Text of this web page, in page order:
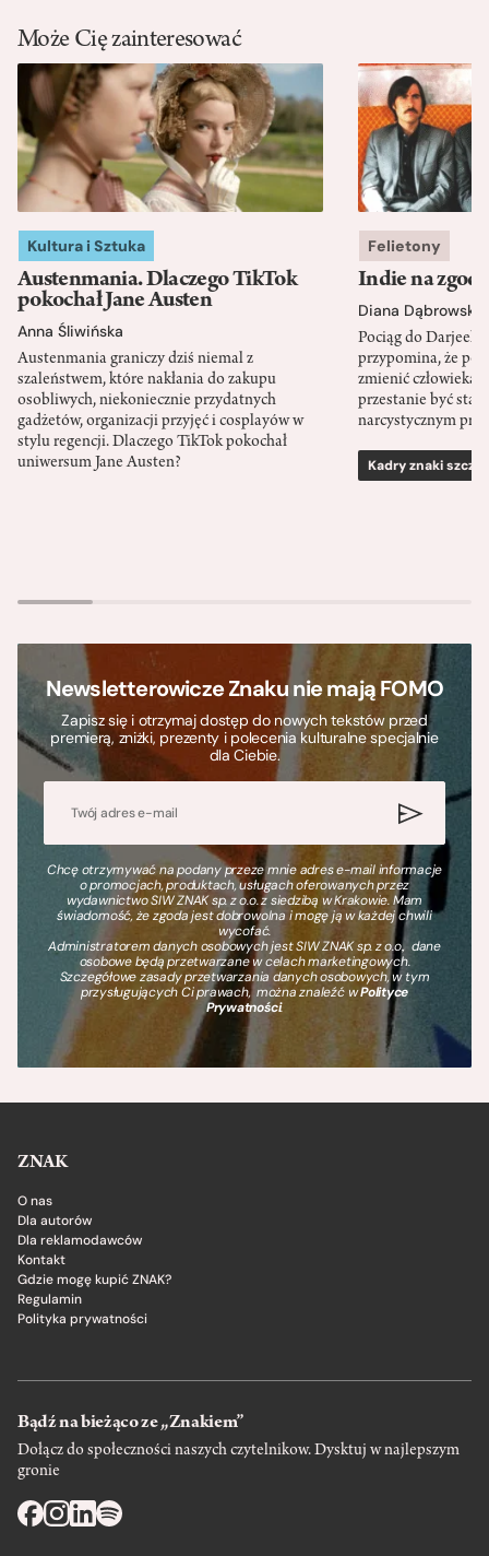
Może Cię zainteresować
Kultura i Sztuka
Austenmania. Dlaczego TikTok
pokochał Jane Austen
Anna Śliwińska
Austenmania graniczy dziś niemal z
szaleństwem, które nakłania do zakupu
osobliwych, niekoniecznie przydatnych
gadżetów, organizacji przyjęć i cosplayów w
stylu regencji. Dlaczego TikTok pokochał
uniwersum Jane Austen?
Felietony
Indie na
Diana Dąbrowska
Pociąg do
przypomina, że
zmienić człowieka
przestanie być
narcystycznym
Kadry znaki
Newsletterowicze Znaku nie mają FOMO
Zapisz się i otrzymaj dostęp do nowych tekstów przed
premierą, zniżki, prezenty i polecenia kulturalne specjalnie
dla Ciebie.
Chcę otrzymywać na podany przeze mnie adres e-mail informacje
o promocjach, produktach, usługach oferowanych przez
wydawnictwo SIW ZNAK sp. z o.o. z siedzibą w Krakowie. Mam
świadomość, że zgoda jest dobrowolna i mogę ją w każdej chwili
wycofać.
Administratorem danych osobowych jest SIW ZNAK sp. z o.o., dane
osobowe będą przetwarzane w celach marketingowych.
Szczegółowe zasady przetwarzania danych osobowych, w tym
przysługujących Ci prawach, można znaleźć wPolityce
Prywatności.
ZNAK
O nas
Dla autorów
Dla reklamodawców
Kontakt
Gdzie mogę kupić ZNAK?
Regulamin
Polityka prywatności
Bądź na bieżąco ze „Znakiem”
Dołącz do społeczności naszych czytelnikow. Dysktuj w najlepszym
gronie